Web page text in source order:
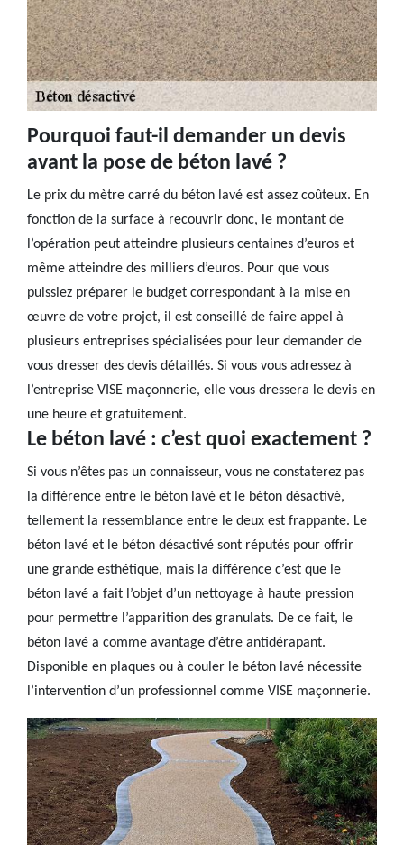
Pourquoi faut-il demander un devis
avant la pose de béton lavé ?
Le prix du mètre carré du béton lavé est assez coûteux. En
fonction de la surface à recouvrir donc, le montant de
l’opération peut atteindre plusieurs centaines d’euros et
même atteindre des milliers d’euros. Pour que vous
puissiez préparer le budget correspondant à la mise en
œuvre de votre projet, il est conseillé de faire appel à
plusieurs entreprises spécialisées pour leur demander de
vous dresser des devis détaillés. Si vous vous adressez à
l’entreprise VISE maçonnerie, elle vous dressera le devis en
une heure et gratuitement.
Le béton lavé : c’est quoi exactement ?
Si vous n’êtes pas un connaisseur, vous ne constaterez pas
la différence entre le béton lavé et le béton désactivé,
tellement la ressemblance entre le deux est frappante. Le
béton lavé et le béton désactivé sont réputés pour offrir
une grande esthétique, mais la différence c’est que le
béton lavé a fait l’objet d’un nettoyage à haute pression
pour permettre l’apparition des granulats. De ce fait, le
béton lavé a comme avantage d’être antidérapant.
Disponible en plaques ou à couler le béton lavé nécessite
l’intervention d’un professionnel comme VISE maçonnerie.